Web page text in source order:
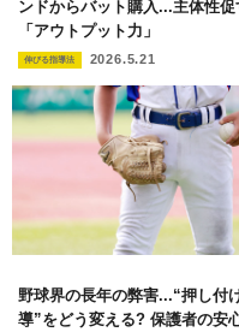
ンドからバット購入...主体性促
「アウトプット力」
伸びる指導法 2026.5.21
野球界の長年の弊害...“押し付
導”をどう変える? 保護者の安